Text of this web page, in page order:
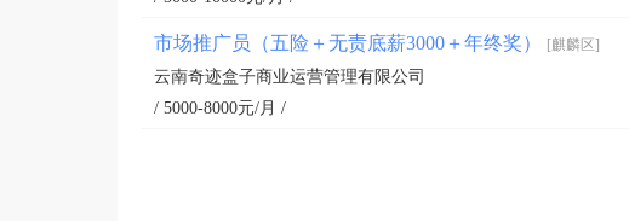
市场推广员（五险＋无责底薪3000＋年终奖） [麒麟区]
云南奇迹盒子商业运营管理有限公司
/ 5000-8000元/月 /